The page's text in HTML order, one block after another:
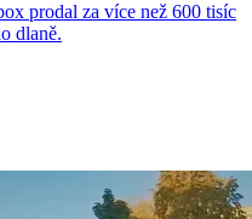
prodal za více než 600 tisíc
dlaně.